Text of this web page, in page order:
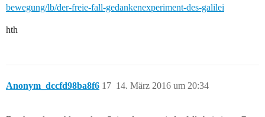
bewegung/lb/der-freie-fall-gedankenexperiment-des-galilei
hth
Anonym_dccfd98ba8f6 14. März 2016 um 20:34
17